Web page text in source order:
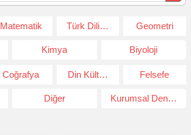
Matematik Türk Dili ve Edeb.Geometri
Kimya Biyoloji
Coğrafya Din Kültürü ve Ahlak Bil.
Felsefe
Diğer Kurumsal Deneme